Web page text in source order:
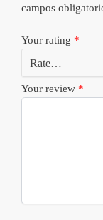
campos
Your rating *
Your review *